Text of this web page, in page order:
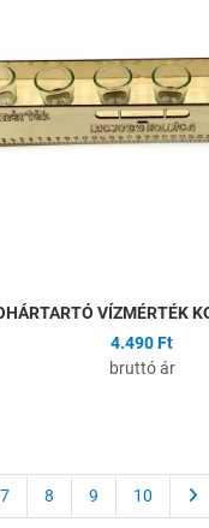
VÍZMÉRTÉK
4.490 Ft
bruttó ár
7 8 9 10